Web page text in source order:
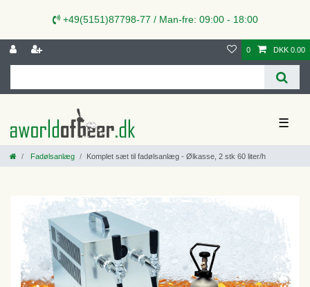
+49(5151)87798-77 / Man-fre: 09:00 - 18:00
0 DKK 0.00
☰
Fadølsanlæg Komplet sæt til fadølsanlæg - Ølkasse, 2 stk 60 liter/h